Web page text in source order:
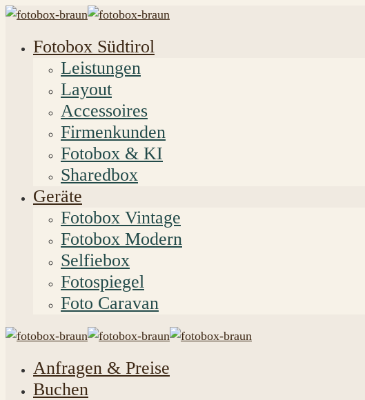
Fotobox Südtirol
Leistungen
Layout
Accessoires
Firmenkunden
Fotobox & KI
Sharedbox
Geräte
Fotobox Vintage
Fotobox Modern
Selfiebox
Fotospiegel
Foto Caravan
Anfragen & Preise
Buchen